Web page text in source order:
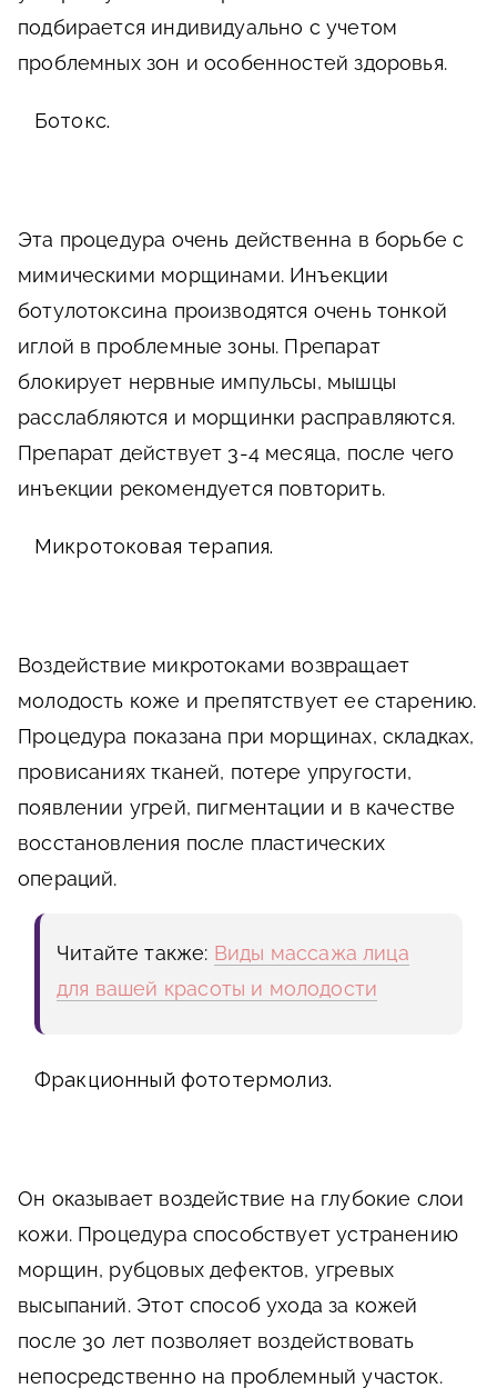
подбирается индивидуально с учетом
проблемных зон и особенностей здоровья.
Ботокс.
Эта процедура очень действенна в борьбе с
мимическими морщинами. Инъекции
ботулотоксина производятся очень тонкой
иглой в проблемные зоны. Препарат
блокирует нервные импульсы, мышцы
расслабляются и морщинки расправляются.
Препарат действует 3-4 месяца, после чего
инъекции рекомендуется повторить.
Микротоковая терапия.
Воздействие микротоками возвращает
молодость коже и препятствует ее старению.
Процедура показана при морщинах, складках,
провисаниях тканей, потере упругости,
появлении угрей, пигментации и в качестве
восстановления после пластических
операций.
Читайте также: Виды массажа лица
для вашей красоты и молодости
Фракционный фототермолиз.
Он оказывает воздействие на глубокие слои
кожи. Процедура способствует устранению
морщин, рубцовых дефектов, угревых
высыпаний. Этот способ ухода за кожей
после 30 лет позволяет воздействовать
непосредственно на проблемный участок.